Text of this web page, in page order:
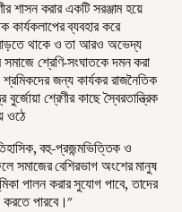
শাসন করার একটি সরঞ্জাম হয়ে
কার্যকলাপের ব্যবহার করে
থাকে ও তা আরও অভেদ্য
শ্রেণি-সংঘাতকে দমন করা
জন্য কার্যকর রাজনৈতিক
শ্রেণীর কাছে স্বৈরতান্ত্রিক
ওঠে
বহু-প্রজন্মভিত্তিক ও
সমাজের বেশিরভাগ অংশের মানুষ
পালন করার সুযোগ পাবে, তাদের
করতে পারবে।"